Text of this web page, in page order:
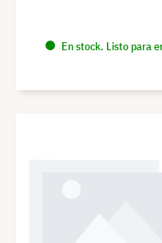
En stock. Listo para